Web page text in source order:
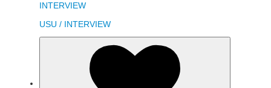
INTERVIEW
USU / INTERVIEW